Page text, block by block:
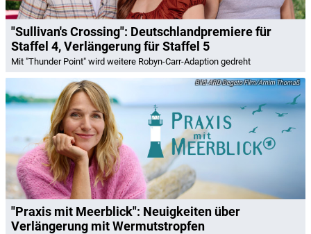
"Sullivan's Crossing": Deutschlandpremiere für
Staffel 4, Verlängerung für Staffel 5
Mit "Thunder Point" wird weitere Robyn-Carr-Adaption gedreht
ARD Degeto Film/Arnim Thomaß
"Praxis mit Meerblick": Neuigkeiten über
Verlängerung mit Wermutstropfen